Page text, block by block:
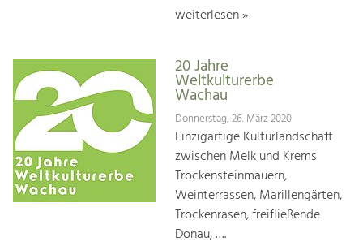
weiterlesen »
20 Jahre
Weltkulturerbe
Wachau
Donnerstag, 26. März 2020
Einzigartige Kulturlandschaft
zwischen Melk und Krems
Trockensteinmauern,
Weinterrassen, Marillengärten,
Trockenrasen, freifließende
Donau, ….